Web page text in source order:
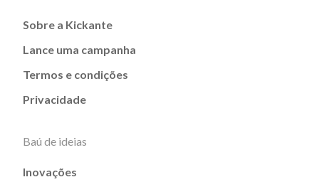
Sobre a Kickante
Lance uma campanha
Termos e condições
Privacidade
Baú de ideias
Inovações